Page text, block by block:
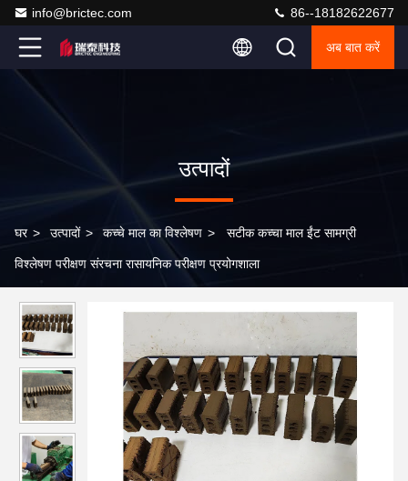
info@brictec.com 86--18182622677
अब बात करें
उत्पादों
घर > उत्पादों > कच्चे माल का विश्लेषण > सटीक कच्चा माल ईंट सामग्री
विश्लेषण परीक्षण संरचना रासायनिक परीक्षण प्रयोगशाला